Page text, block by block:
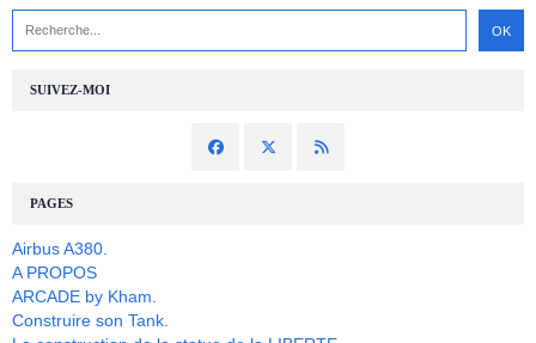
SUIVEZ-MOI
PAGES
Airbus A380.
A PROPOS
ARCADE by Kham.
Construire son Tank.